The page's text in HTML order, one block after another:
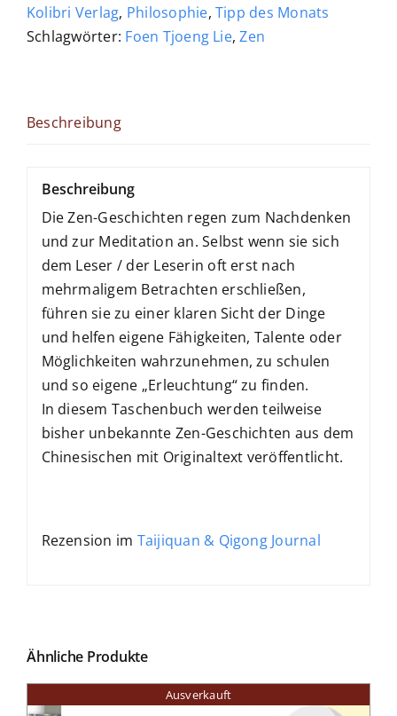
Kolibri Verlag, Philosophie, Tipp des Monats
Schlagwörter: Foen Tjoeng Lie,Zen
Beschreibung
Beschreibung
Die Zen-Geschichten regen zum Nachdenken
und zur Meditation an. Selbst wenn sie sich
dem Leser / der Leserin oft erst nach
mehrmaligem Betrachten erschließen,
führen sie zu einer klaren Sicht der Dinge
und helfen eigene Fähigkeiten, Talente oder
Möglichkeiten wahrzunehmen, zu schulen
und so eigene „Erleuchtung“ zu finden.
In diesem Taschenbuch werden teilweise
bisher unbekannte Zen-Geschichten aus dem
Chinesischen mit Originaltext veröffentlicht.
Rezension im Taijiquan & Qigong Journal
Ähnliche Produkte
Ausverkauft